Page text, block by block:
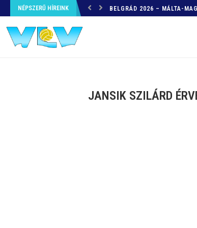
NÉPSZERŰ HÍREINK HELYZETKÉP AZ EB-RŐL – A
JANSIK SZILÁRD